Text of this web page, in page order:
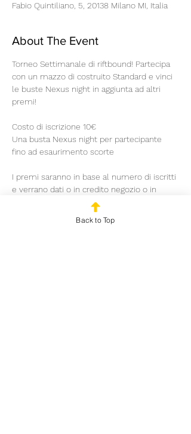
Fabio Quintiliano, 5, 20138 Milano MI, Italia
About The Event
Torneo Settimanale di riftbound! Partecipa
con un mazzo di costruito Standard e vinci
le buste Nexus night in aggiunta ad altri
premi!
Costo di iscrizione 10€
Una busta Nexus night per partecipante
fino ad esaurimento scorte
I premi saranno in base al numero di iscritti
e verrano dati o in credito negozio o in
buste di Riftbound (del set più recente) in
base alla disponibilità. Garantiti 80€ di
montepremi con almeno 8 iscritti
Back to Top